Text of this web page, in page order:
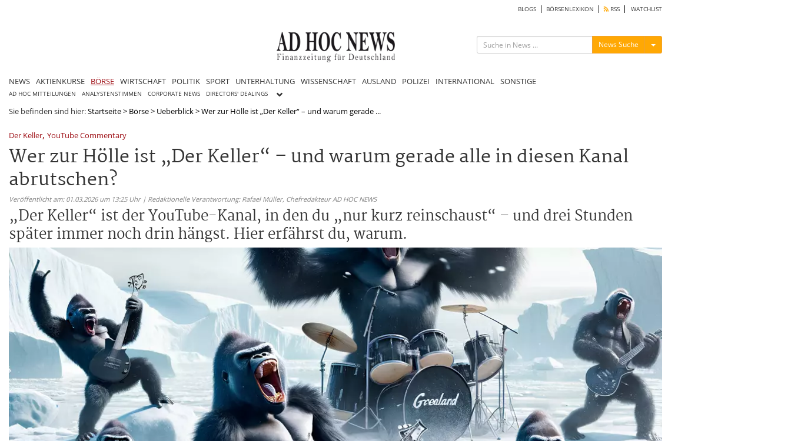
BLOGS BÖRSENLEXIKON RSS WATCHLIST
News Suche Menü ein-/ausblenden
NEWS AKTIENKURSE BÖRSE WIRTSCHAFT POLITIK SPORT UNTERHALTUNG WISSENSCHAFT AUSLAND POLIZEI INTERNATIONAL SONSTIGE
AD HOC MITTEILUNGEN ANALYSTENSTIMMEN CORPORATE NEWS DIRECTORS' DEALINGS
Sie befinden sind hier:Startseite> Börse> Ueberblick>Wer zur Hölle ist „Der Keller“ – und warum gerade ...
Der Keller, YouTube Commentary
Wer zur Hölle ist „Der Keller“ – und warum gerade alle in diesen Kanal
abrutschen?
Veröffentlicht am: 01.03.2026 um 13:25 Uhr | Redaktionelle Verantwortung: Rafael Müller, Chefredakteur AD HOC NEWS
„Der Keller“ ist der YouTube-Kanal, in den du „nur kurz reinschaust“ – und drei Stunden
später immer noch drin hängst. Hier erfährst du, warum.